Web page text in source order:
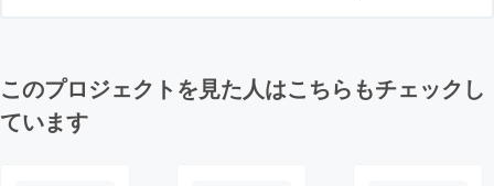
このプロジェクトを見た人はこちらもチェックし
ています